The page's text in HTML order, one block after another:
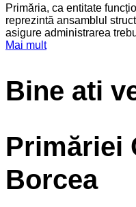
Primăria, ca entitate
reprezintă ansamblul
asigure administrarea
Mai mult
Bine ati
Primăriei
Borcea